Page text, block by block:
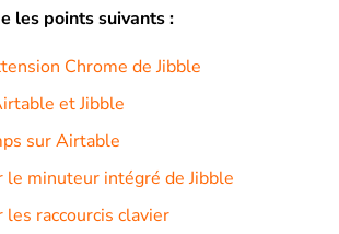
les points suivants :
Chrome de Jibble
et Jibble
sur Airtable
le minuteur intégré de Jibble
raccourcis clavier